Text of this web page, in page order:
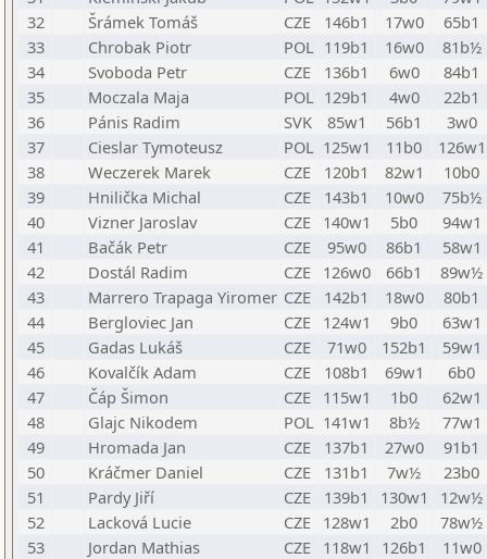
32
Šrámek Tomáš CZE 146b1 17w0
65b1
33
Chrobak Piotr POL 119b1 16w0
81b½
34
Svoboda Petr CZE 136b1 6w0
84b1
35
Moczala Maja POL 129b1 4w0
22b1
36
Pánis Radim SVK 85w1 56b1
3w0
37
Cieslar Tymoteusz POL 125w1 11b0
126w1
38
Weczerek Marek CZE 120b1 82w1
10b0
39
Hnilička Michal CZE 143b1 10w0
75b½
40
Vizner Jaroslav CZE 140w1 5b0
94w1
41
Bačák Petr CZE 95w0 86b1
58w1
42
Dostál Radim CZE 126w0 66b1
89w½
43
Marrero Trapaga Yiromer CZE 142b1 18w0
80b1
44
Bergloviec Jan CZE 124w1 9b0
63w1
45
Gadas Lukáš CZE 71w0 152b1
59w1
46
Kovalčík Adam CZE 108b1 69w1
6b0
47
Čáp Šimon CZE 115w1 1b0
62w1
48
Glajc Nikodem POL 141w1 8b½
77w1
49
Hromada Jan CZE 137b1 27w0
91b1
50
Kráčmer Daniel CZE 131b1 7w½
23b0
51
Pardy Jiří CZE 139b1 130w1
12w½
52
Lacková Lucie CZE 128w1 2b0
78w½
53
Jordan Mathias CZE 118w1 126b1
11w0